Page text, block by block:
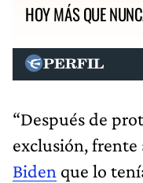
HOY MÁS QUE
“Después de
exclusión,
Biden que lo